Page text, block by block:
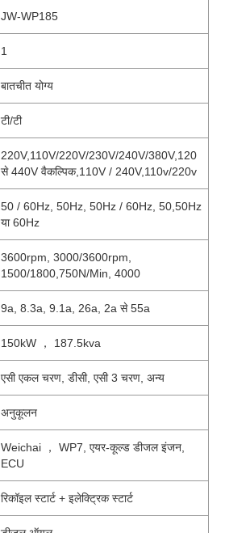
JW-WP185
1
बातचीत योग्य
टी/टी
220V,110V/220V/230V/240V/380V,120
से 440V वैकल्पिक,110V / 240V,110v/220v
50 / 60Hz, 50Hz, 50Hz / 60Hz, 50,50Hz
या 60Hz
3600rpm, 3000/3600rpm,
1500/1800,750N/Min, 4000
9a, 8.3a, 9.1a, 26a, 2a से 55a
150kW ， 187.5kva
एसी एकल चरण, डीसी, एसी 3 चरण, अन्य
अनुकूलन
Weichai ， WP7, एयर-कूल्ड डीजल इंजन,
ECU
रिकॉइल स्टार्ट + इलेक्ट्रिक स्टार्ट